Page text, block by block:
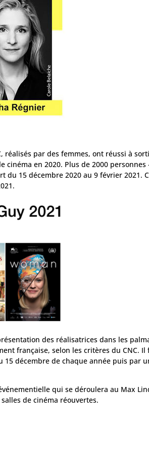
réalisés par des femmes, ont réussi à
cinéma en 2020. Plus de 2000 personnes
15 décembre 2020 au 9 février 2021.
des réalisatrices dans les
française, selon les critères du CNC. Il
15 décembre de chaque année puis par
qui se déroulera au Max
de cinéma réouvertes.